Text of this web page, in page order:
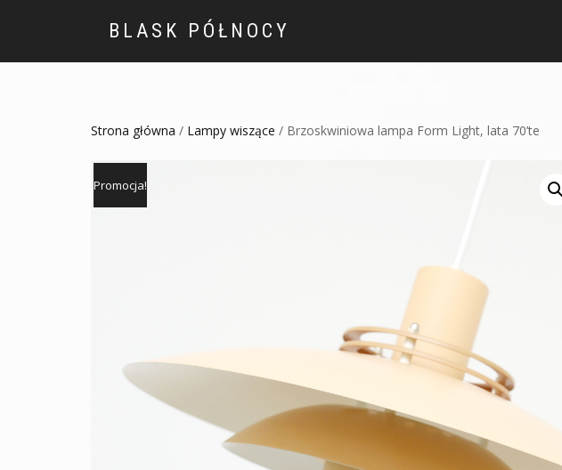
BLASK PÓŁNOCY
Strona główna / Lampy wiszące / Brzoskwiniowa lampa Form Light, lata 70’te
Promocja!